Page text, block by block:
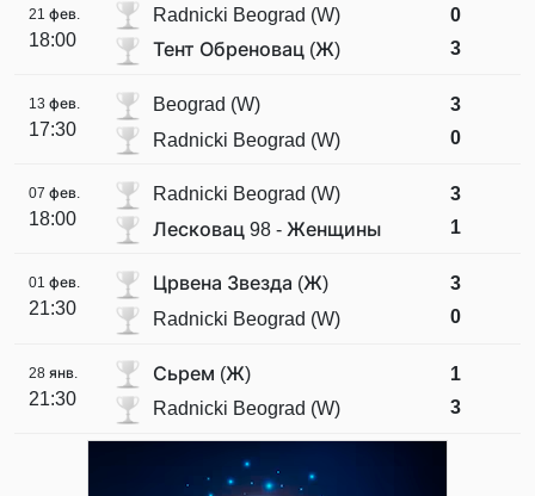
21 фев.
18:00
Radnicki Beograd (W)
Тент Обреновац (Ж)
0
3
13 фев.
17:30
Beograd (W)
Radnicki Beograd (W)
3
0
07 фев.
18:00
Radnicki Beograd (W)
Лесковац 98 - Женщины
3
1
01 фев.
21:30
Црвена Звезда (Ж)
Radnicki Beograd (W)
3
0
28 янв.
21:30
Сьрем (Ж)
Radnicki Beograd (W)
1
3